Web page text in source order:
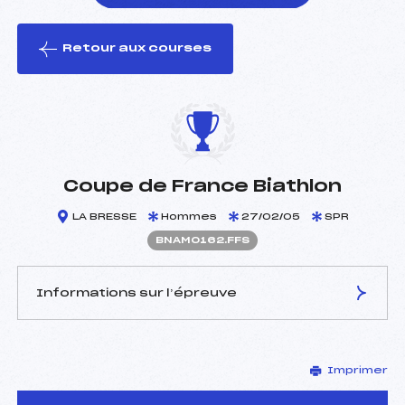
le ski
Retour aux courses
Coupe de France Biathlon
LA BRESSE Hommes 27/02/05 SPR
BNAM0162.FFS
Informations sur l’épreuve
HATTON J JACQUES (MV)
D.T Adjoint :
CLEMENT BRUNO (MB)
Imprimer